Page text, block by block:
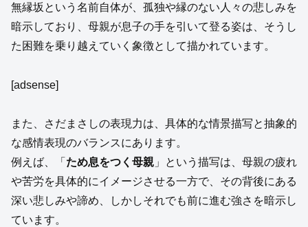
無縁坂という名前自体が、孤独や縁のない人々の悲しみを
暗示しており、母親が息子の手を引いて登る姿は、そうし
た困難を乗り越えていく象徴として描かれています。
[adsense]
また、さだまさしの表現力は、具体的な情景描写と抽象的
な感情表現のバランスにあります。
例えば、「 ため息をつく母親 」という描写は、母親の疲れ
や苦労を具体的にイメージさせる一方で、その背後にある
深い悲しみや諦め、しかしそれでも前に進む強さを暗示し
ています。